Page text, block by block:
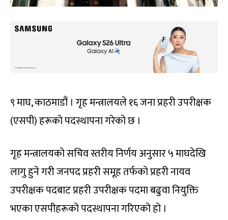
९ माघ, ​काठमाडौं । गृह मन्त्रालयले १६ जना प्रहरी उपरीक्षक
(एसपी) हरूको पदस्थापना गरेको छ ।
गृह मन्त्रालयको सचिव स्तरीय निर्णय अनुसार ५ माघदेखि
लागु हुने गरी जनपद प्रहरी समूह तर्फको प्रहरी नायव
उपरीक्षक पदबाट प्रहरी उपरीक्षक पदमा बढुवा नियुक्ति
भएका एसपीहरूको पदस्थापना गरिएको हो ।